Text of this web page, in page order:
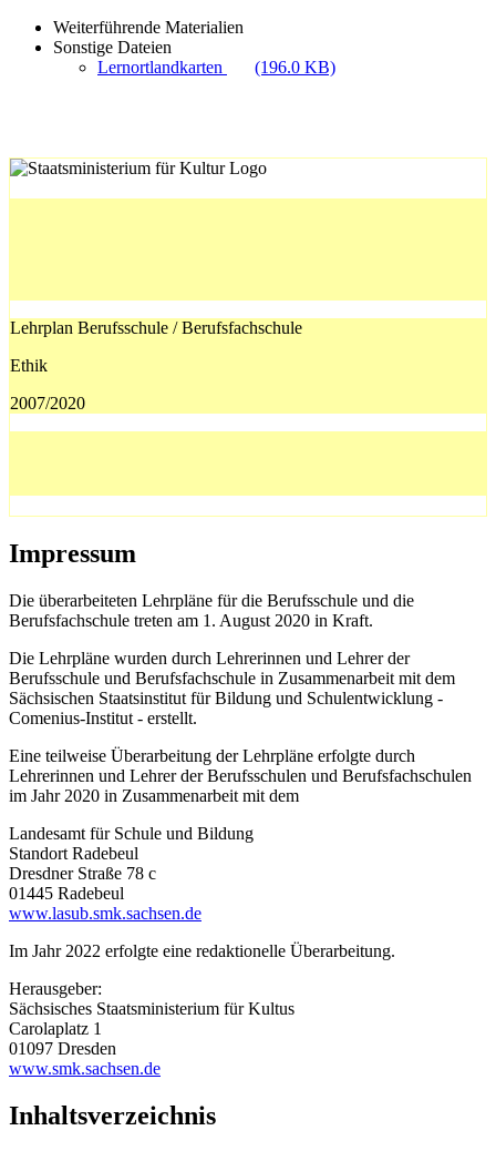
Weiterführende Materialien
Sonstige Dateien
Lernortlandkarten
(196.0 KB)
Lehrplan Berufsschule / Berufsfachschule
Ethik
2007/2020
Impressum
Die überarbeiteten Lehrpläne für die Berufsschule und die
Berufsfachschule treten am 1. August 2020 in Kraft.
Die Lehrpläne wurden durch Lehrerinnen und Lehrer der
Berufsschule und Berufsfachschule in Zusammenarbeit mit dem
Sächsischen Staatsinstitut für Bildung und Schulentwicklung -
Comenius-Institut - erstellt.
Eine teilweise Überarbeitung der Lehrpläne erfolgte durch
Lehrerinnen und Lehrer der Berufsschulen und Berufsfachschulen
im Jahr 2020 in Zusammenarbeit mit dem
Landesamt für Schule und Bildung
Standort Radebeul
Dresdner Straße 78 c
01445 Radebeul
www.lasub.smk.sachsen.de
Im Jahr 2022 erfolgte eine redaktionelle Überarbeitung.
Herausgeber:
Sächsisches Staatsministerium für Kultus
Carolaplatz 1
01097 Dresden
www.smk.sachsen.de
Inhaltsverzeichnis